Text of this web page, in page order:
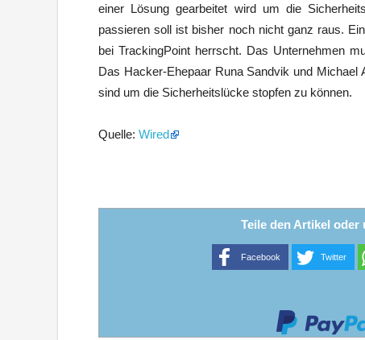
einer Lösung gearbeitet wird um die
passieren soll ist bisher noch nicht ganz raus.
bei TrackingPoint herrscht. Das Unternehmen
Das Hacker-Ehepaar Runa Sandvik und
sind um die Sicherheitslücke stopfen zu können.
Quelle: Wired
Teile den Artikel oder
Facebook Twitter